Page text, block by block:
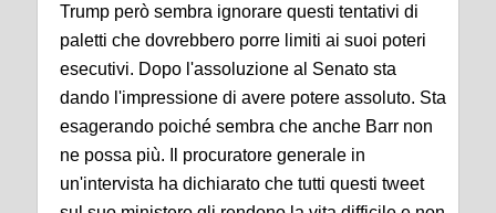
Trump però sembra ignorare questi tentativi di
paletti che dovrebbero porre limiti ai suoi poteri
esecutivi. Dopo l'assoluzione al Senato sta
dando l'impressione di avere potere assoluto. Sta
esagerando poiché sembra che anche Barr non
ne possa più. Il procuratore generale in
un'intervista ha dichiarato che tutti questi tweet